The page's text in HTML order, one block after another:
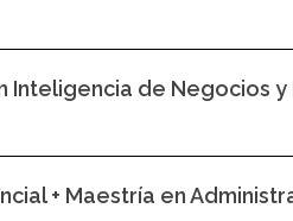
de Negocios y
+ Maestría en